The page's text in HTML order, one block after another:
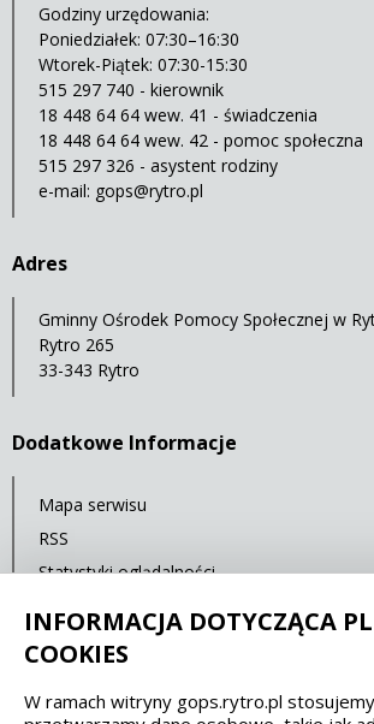
Godziny urzędowania:
Poniedziałek: 07:30–16:30
Wtorek-Piątek: 07:30-15:30
515 297 740 - kierownik
18 448 64 64 wew. 41 - świadczenia
18 448 64 64 wew. 42 - pomoc społeczna
515 297 326 - asystent rodziny
e-mail: gops@rytro.pl
Adres
Gminny Ośrodek Pomocy Społecznej w
Rytro 265
33-343 Rytro
Dodatkowe Informacje
Mapa serwisu
RSS
Statystyki oglądalności
Spełniamy standardy dostępności
INFORMACJA DOTYCZĄCA
COOKIES
W ramach witryny gops.rytro.pl